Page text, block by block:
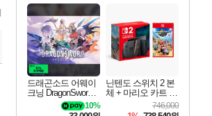
네이버혜택과 함께 만나보세요!
50%할인&추가 적립까지!
이니&베니 혜택까지!
네이버 혜택가와 함께 예약하세요!
할인&네이버혜택으로 만나보세요!
네이버페이 혜택과 만나보세요!
40주년 프로모션으로 만나보세요!
네이버 포인트 혜택까지!
일부 에디션 상시 할인!
혜택으로 예약 판매 중
편안하게 충전하세요
드래곤소드 어웨이
크닝 DragonSword A
10%
닌텐도 스위치 2 본
체 + 마리오 카트 월
746,000